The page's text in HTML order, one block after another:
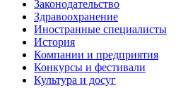
Законодательство
Здравоохранение
Иностранные специалисты
История
Компании и предприятия
Конкурсы и фестивали
Культура и досуг